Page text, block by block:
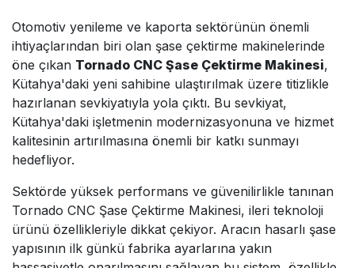
Otomotiv yenileme ve kaporta sektörünün önemli
ihtiyaçlarından biri olan şase çektirme makinelerinde
öne çıkan Tornado CNC Şase Çektirme Makinesi,
Kütahya'daki yeni sahibine ulaştırılmak üzere titizlikle
hazırlanan sevkiyatıyla yola çıktı. Bu sevkiyat,
Kütahya'daki işletmenin modernizasyonuna ve hizmet
kalitesinin artırılmasına önemli bir katkı sunmayı
hedefliyor.
Sektörde yüksek performans ve güvenilirlikle tanınan
Tornado CNC Şase Çektirme Makinesi, ileri teknoloji
ürünü özellikleriyle dikkat çekiyor. Aracın hasarlı şase
yapısının ilk günkü fabrika ayarlarına yakın